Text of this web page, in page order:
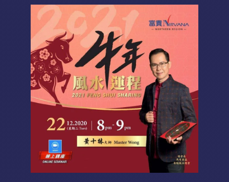
富贵山庄墓地
涅槃殡仪服务套餐
涅磐祖传平板电脑